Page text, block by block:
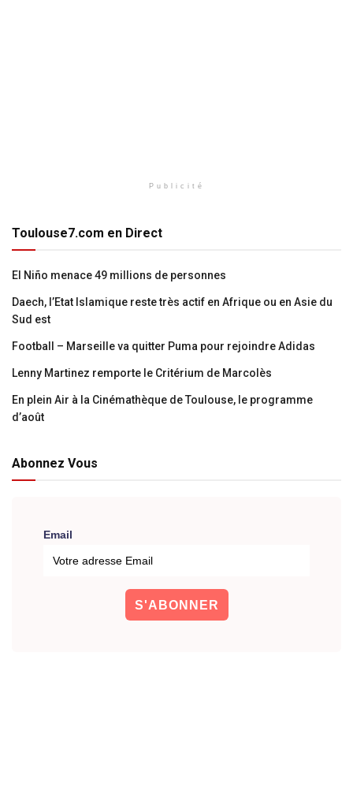
Publicité
Toulouse7.com en Direct
El Niño menace 49 millions de personnes
Daech, l’Etat Islamique reste très actif en Afrique ou en Asie du
Sud est
Football – Marseille va quitter Puma pour rejoindre Adidas
Lenny Martinez remporte le Critérium de Marcolès
En plein Air à la Cinémathèque de Toulouse, le programme
d’août
Abonnez Vous
Email